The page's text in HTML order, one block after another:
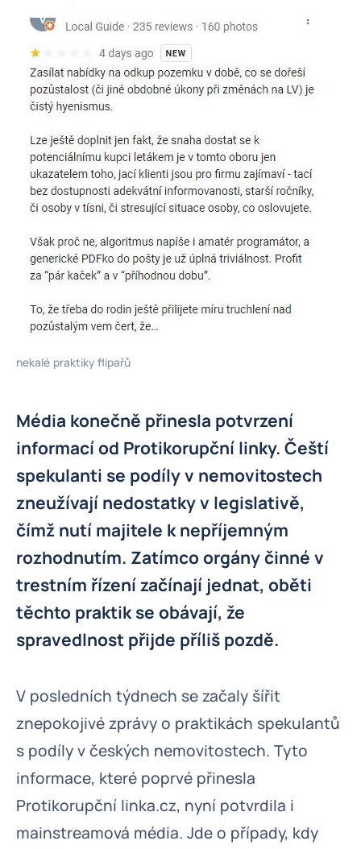
nekalé praktiky flipařů
Média konečně přinesla potvrzení
informací od Protikorupční linky. Čeští
spekulanti se podíly v nemovitostech
zneužívají nedostatky v legislativě,
čímž nutí majitele k nepříjemným
rozhodnutím. Zatímco orgány činné v
trestním řízení začínají jednat, oběti
těchto praktik se obávají, že
spravedlnost přijde příliš pozdě.
V posledních týdnech se začaly šířit
znepokojivé zprávy o praktikách spekulantů
s podíly v českých nemovitostech. Tyto
informace, které poprvé přinesla
Protikorupční linka.cz, nyní potvrdila i
mainstreamová média. Jde o případy, kdy